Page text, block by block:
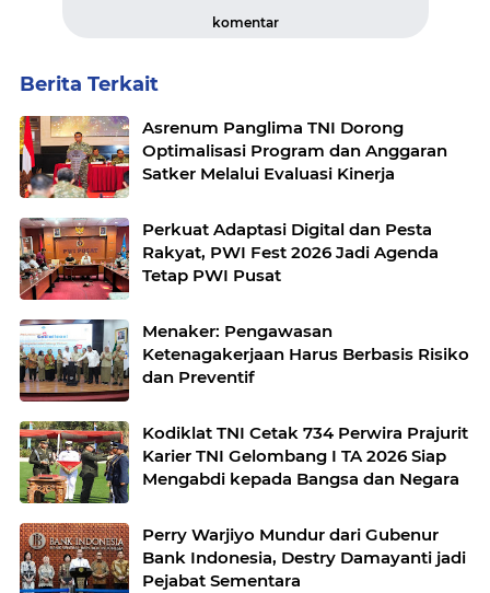
komentar
Berita Terkait
Asrenum Panglima TNI Dorong
Optimalisasi Program dan Anggaran
Satker Melalui Evaluasi Kinerja
Perkuat Adaptasi Digital dan Pesta
Rakyat, PWI Fest 2026 Jadi Agenda
Tetap PWI Pusat
Menaker: Pengawasan
Ketenagakerjaan Harus Berbasis Risiko
dan Preventif
Kodiklat TNI Cetak 734 Perwira Prajurit
Karier TNI Gelombang I TA 2026 Siap
Mengabdi kepada Bangsa dan Negara
Perry Warjiyo Mundur dari Gubenur
Bank Indonesia, Destry Damayanti jadi
Pejabat Sementara